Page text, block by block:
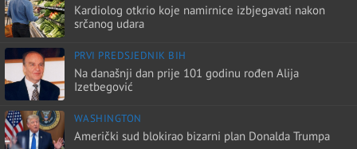
Kardiolog otkrio koje namirnice izbjegavati nakon
srčanog udara
PRVI PREDSJEDNIK BIH
Na današnji dan prije 101 godinu rođen Alija
Izetbegović
WASHINGTON
Američki sud blokirao bizarni plan Donalda Trumpa